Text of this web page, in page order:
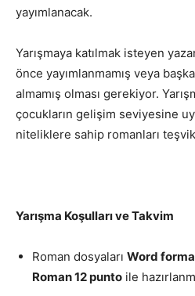
yayımlanacak.
Yarışmaya katılmak isteyen
önce yayımlanmamış veya
almamış olması gerekiyor.
çocukların gelişim seviyesine
niteliklere sahip romanları
Yarışma Koşulları ve Takvim
Roman dosyaları Word
Roman 12 punto ile